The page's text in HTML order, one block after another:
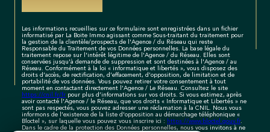
Les informations recueillies sur ce formulaire sont enregistrées dans un fichier
informatisé par La Boite Immo agissant comme Sous-traitant du traitement pour
la gestion de la clientèle/prospects de l'Agence / du Réseau qui reste
Responsable du Traitement de vos Données personnelles. La base légale du
traitement repose sur l'intérêt légitime de l'Agence / du Réseau. Elles sont
conservées jusqu'à demande de suppression et sont destinées à l'Agence / au
Réseau. Conformément à la loi « informatique et libertés », vous disposez des
droits d’accès, de rectification, d’effacement, d’opposition, de limitation et de
portabilité de vos données. Vous pouvez retirer votre consentement à tout
moment en contactant directement l’Agence / Le Réseau. Consultez le site
https://cnil.fr/fr pour plus d’informations sur vos droits. Si vous estimez, après
avoir contacté l'Agence / le Réseau, que vos droits « Informatique et Libertés » ne
sont pas respectés, vous pouvez adresser une réclamation à la CNIL. Nous vous
informons de l’existence de la liste d'opposition au démarchage téléphonique «
Bloctel », sur laquelle vous pouvez vous inscrire ici : https://www.bloctel.gouv.fr.
Dans le cadre de la protection des Données personnelles, nous vous invitons à ne